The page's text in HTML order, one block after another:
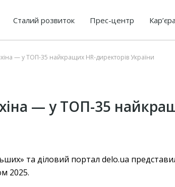
Сталий розвиток Прес-центр Кар’єра
— у ТОП-35 найкращих HR-директорів України
— у ТОП-35
та діловий портал delo.ua
2025.